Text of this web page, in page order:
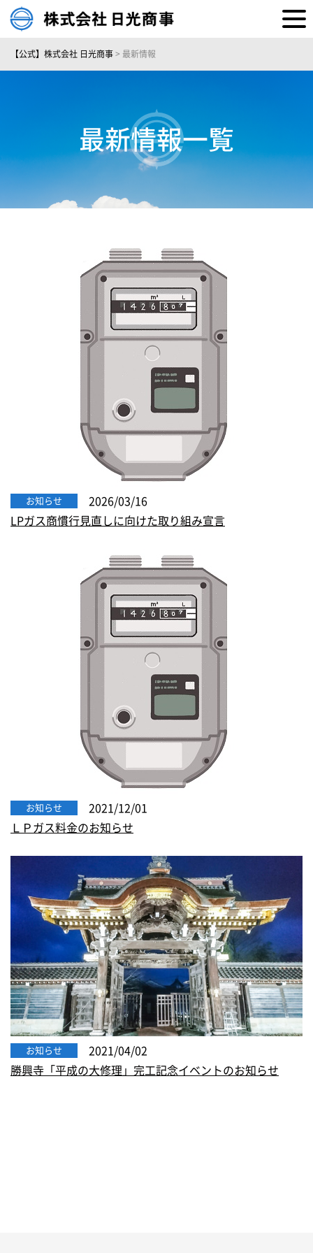
【公式】株式会社 日光商事 > 最新情報
最新情報一覧
お知らせ
2026/03/16
LPガス商慣行見直しに向けた取り組み宣言
お知らせ
2021/12/01
ＬＰガス料金のお知らせ
お知らせ
2021/04/02
勝興寺「平成の大修理」完工記念イベントのお知らせ